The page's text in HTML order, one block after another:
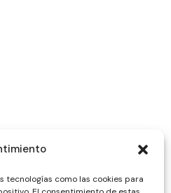
tecnologías como las cookies para